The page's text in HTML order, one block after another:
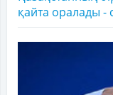
қайта оралады -